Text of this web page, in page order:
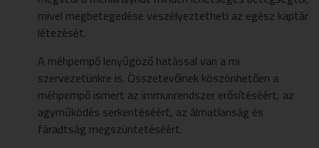
mivel megbetegedése veszélyeztetheti az egész kaptár
létezését.
A méhpempő lenyűgöző hatással van a mi
szervezetünkre is. Összetevőinek köszönhetően a
méhpempő ismert az immunrendszer erősítéséért, az
agyműködés serkentéséért, az álmatlanság és
fáradtság megszüntetéséért.